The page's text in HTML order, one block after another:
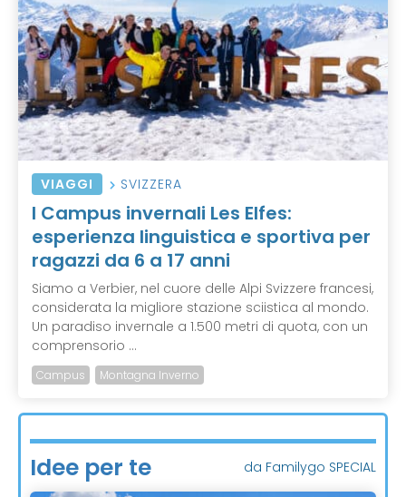
VIAGGI SVIZZERA
I Campus invernali Les Elfes:
esperienza linguistica e sportiva per
ragazzi da 6 a 17 anni
Siamo a Verbier, nel cuore delle Alpi Svizzere francesi,
considerata la migliore stazione sciistica al mondo.
Un paradiso invernale a 1.500 metri di quota, con un
comprensorio ...
Campus Montagna Inverno
Idee per te da Familygo SPECIAL